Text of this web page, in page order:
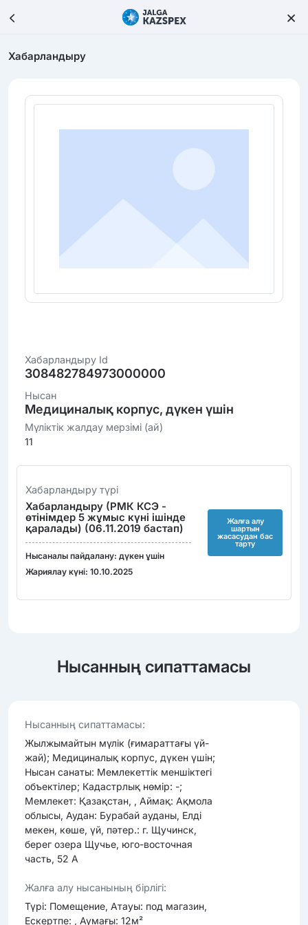
Хабарландыру
Хабарландыру Id
308482784973000000
Нысан
Медициналық корпус, дүкен үшін
Мүліктік жалдау мерзімі (ай)
11
Хабарландыру түрі
Хабарландыру (РМК КСЭ -
өтінімдер 5 жұмыс күні ішінде
қаралады) (06.11.2019 бастап)
Нысаналы пайдалану: дүкен ұшін
Жариялау күні: 10.10.2025
Жалға алу
шартын
жасасудан бас
тарту
Нысанның сипаттамасы
Нысанның сипаттамасы:
Жылжымайтын мүлік (ғимараттағы үй-
жай); Медициналық корпус, дүкен үшін;
Нысан санаты: Мемлекеттік меншіктегі
объектілер; Кадастрлық нөмір: -;
Мемлекет: Қазақстан, , Аймақ: Ақмола
облысы, Аудан: Бурабай ауданы, Елді
мекен, көше, үй, пәтер.: г. Щучинск,
берег озера Щучье, юго-восточная
часть, 52 А
Жалға алу нысанының бірлігі:
Түрі: Помещение, Атауы: под магазин,
Ескертпе: , Аумағы: 12м²